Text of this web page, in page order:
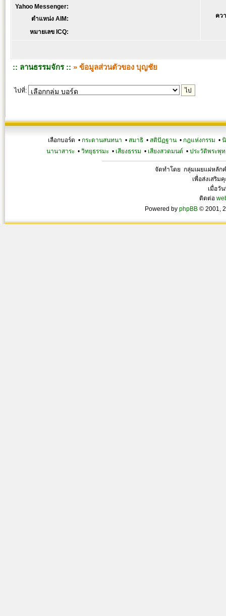
คว
Yahoo Messenger:
ตำแหน่ง AIM:
หมายเลข ICQ:
:: ลานธรรมจักร :: » ข้อมูลส่วนตัวของ บุญชัย
ไปที่:
เลือกบอร์ด • กระดานสนทนา • สมาธิ • สติปัฏฐาน • กฎแห่งกรรม •
นานาสาระ• วิทยุธรรมะ• เสียงธรรม • เสียงสวดมนต์ • ประวัติพระพุท
จัดทำโดย กลุ่มเผยแผ่หลัก
เพื่อส่งเสริม
เมื่อวั
ติดต่อ
Powered by phpBB © 2001,